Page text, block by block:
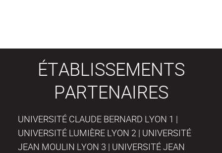
ÉTABLISSEMENTS
PARTENAIRES
UNIVERSITÉ CLAUDE BERNARD LYON 1 |
UNIVERSITÉ LUMIÈRE LYON 2 | UNIVERSITÉ
JEAN MOULIN LYON 3 | UNIVERSITÉ JEAN